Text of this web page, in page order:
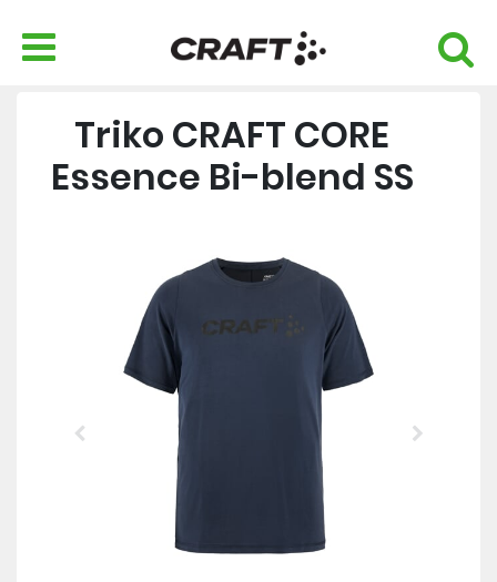
Triko CRAFT CORE
Essence Bi-blend SS
Previous Next